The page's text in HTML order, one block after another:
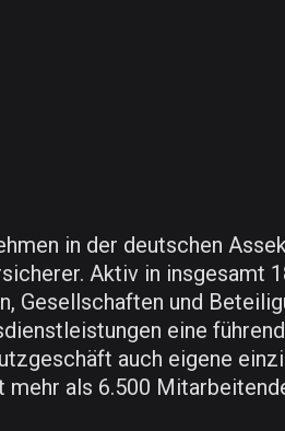
in der deutschen
Aktiv in insgesamt
Gesellschaften und
eine
auch eigene
mehr als 6.500